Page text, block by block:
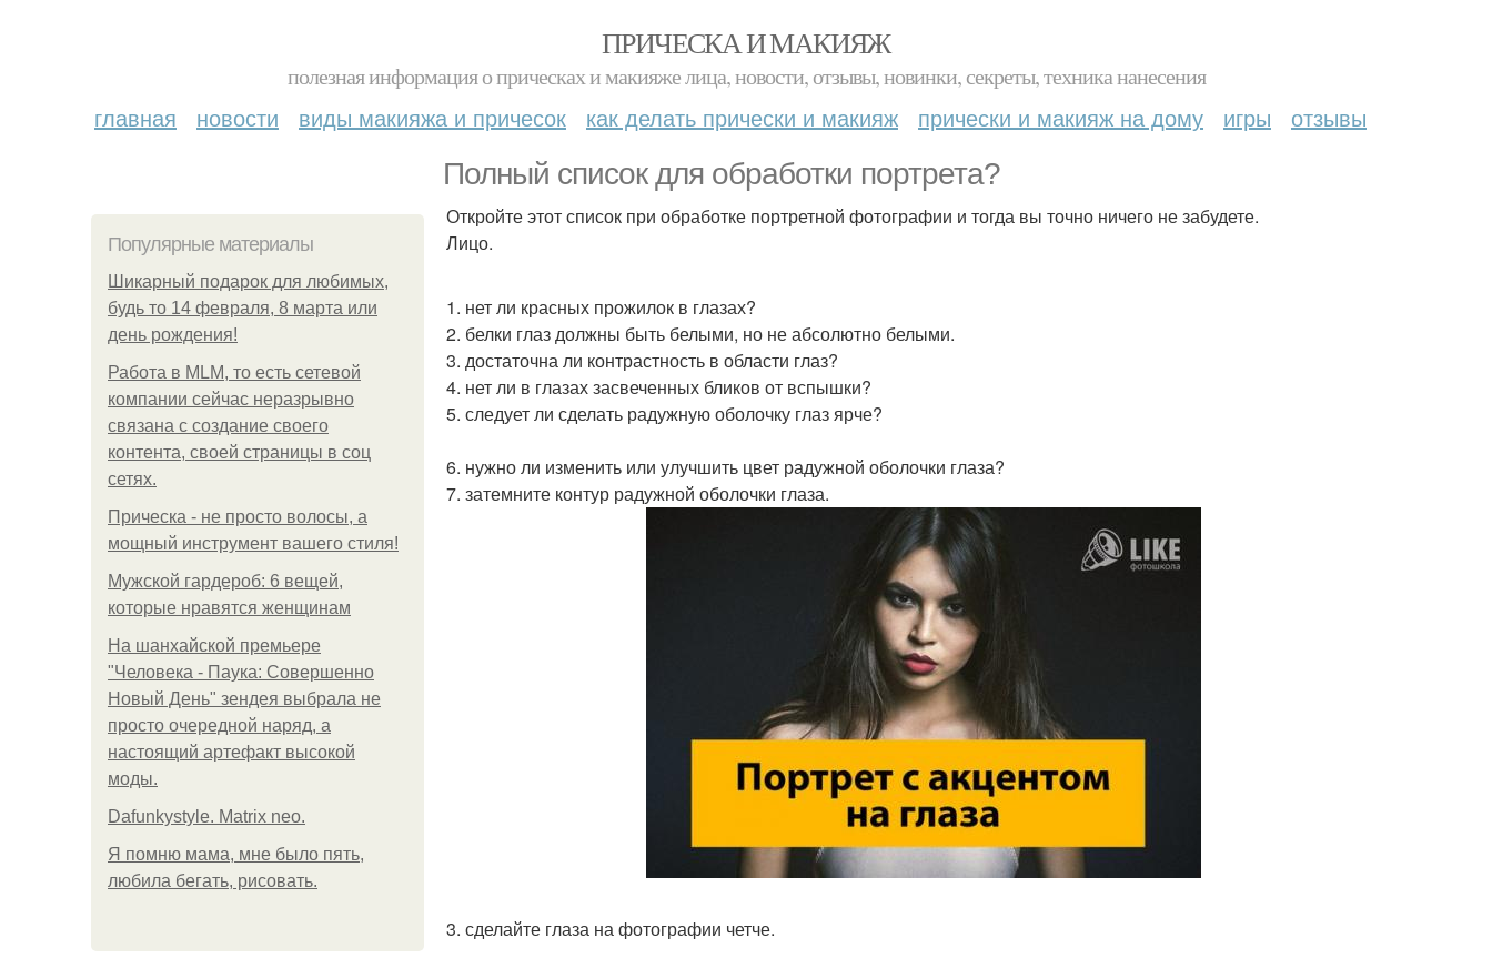
ПРИЧЕСКА И МАКИЯЖ
полезная информация о прическах и макияже лица, новости, отзывы, новинки, секреты, техника нанесения
главная новости виды макияжа и причесок как делать прически и макияж прически и макияж на дому игры отзывы
Полный список для обработки портрета?
Популярные материалы
Шикарный подарок для любимых,
будь то 14 февраля, 8 марта или
день рождения!
Работа в MLM, то есть сетевой
компании сейчас неразрывно
связана с создание своего
контента, своей страницы в соц
сетях.
Прическа - не просто волосы, а
мощный инструмент вашего стиля!
Мужской гардероб: 6 вещей,
которые нравятся женщинам
На шанхайской премьере
"Человека - Паука: Совершенно
Новый День" зендея выбрала не
просто очередной наряд, а
настоящий артефакт высокой
моды.
Dafunkystyle. Matrix neo.
Я помню мама, мне было пять,
любила бегать, рисовать.
Откройте этот список при обработке портретной фотографии и тогда вы точно ничего не забудете.
Лицо.
1. нет ли красных прожилок в глазах?
2. белки глаз должны быть белыми, но не абсолютно белыми.
3. достаточна ли контрастность в области глаз?
4. нет ли в глазах засвеченных бликов от вспышки?
5. следует ли сделать радужную оболочку глаз ярче?
6. нужно ли изменить или улучшить цвет радужной оболочки глаза?
7. затемните контур радужной оболочки глаза.
3. сделайте глаза на фотографии четче.